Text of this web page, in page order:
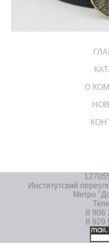
О
Институтский
Метро
8 906
8 929